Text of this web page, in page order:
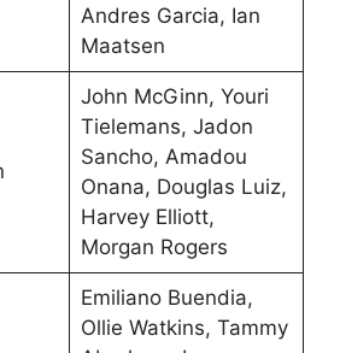
Andres Garcia, Ian
Maatsen
John McGinn, Youri
Tielemans, Jadon
Sancho, Amadou
Onana, Douglas Luiz,
Harvey Elliott,
Morgan Rogers
Emiliano Buendia,
Ollie Watkins, Tammy